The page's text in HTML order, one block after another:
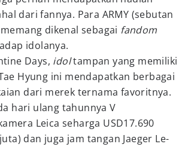
dari fannya. Para ARMY (sebutan
dikenal sebagai fandom
idolanya.
Days, idoltampan yang memiliki
Hyung ini mendapatkan berbagai
dari merek ternama favoritnya.
hari ulang tahunnya V
Leica seharga USD17.690
dan juga jam tangan Jaeger Le-